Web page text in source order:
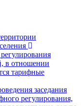
в отношении
тарифные
заседания
регулирования,